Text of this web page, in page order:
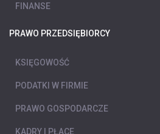
FINANSE
PRAWO PRZEDSIĘBIORCY
KSIĘGOWOŚĆ
PODATKI W FIRMIE
PRAWO GOSPODARCZE
KADRY I PŁACE